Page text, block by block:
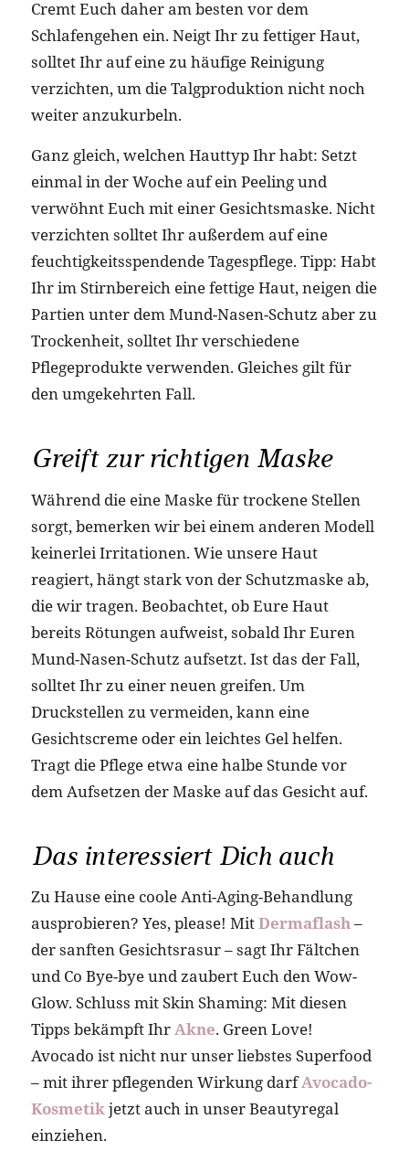
Cremt Euch daher am besten vor dem
Schlafengehen ein. Neigt Ihr zu fettiger Haut,
solltet Ihr auf eine zu häufige Reinigung
verzichten, um die Talgproduktion nicht noch
weiter anzukurbeln.
Ganz gleich, welchen Hauttyp Ihr habt: Setzt
einmal in der Woche auf ein Peeling und
verwöhnt Euch mit einer Gesichtsmaske. Nicht
verzichten solltet Ihr außerdem auf eine
feuchtigkeitsspendende Tagespflege. Tipp: Habt
Ihr im Stirnbereich eine fettige Haut, neigen die
Partien unter dem Mund-Nasen-Schutz aber zu
Trockenheit, solltet Ihr verschiedene
Pflegeprodukte verwenden. Gleiches gilt für
den umgekehrten Fall.
Greift zur richtigen Maske
Während die eine Maske für trockene Stellen
sorgt, bemerken wir bei einem anderen Modell
keinerlei Irritationen. Wie unsere Haut
reagiert, hängt stark von der Schutzmaske ab,
die wir tragen. Beobachtet, ob Eure Haut
bereits Rötungen aufweist, sobald Ihr Euren
Mund-Nasen-Schutz aufsetzt. Ist das der Fall,
solltet Ihr zu einer neuen greifen. Um
Druckstellen zu vermeiden, kann eine
Gesichtscreme oder ein leichtes Gel helfen.
Tragt die Pflege etwa eine halbe Stunde vor
dem Aufsetzen der Maske auf das Gesicht auf.
Das interessiert Dich auch
Zu Hause eine coole Anti-Aging-Behandlung
ausprobieren? Yes, please! MitDermaflash–
der sanften Gesichtsrasur – sagt Ihr Fältchen
und Co Bye-bye und zaubert Euch den Wow-
Glow. Schluss mit Skin Shaming: Mit diesen
Tipps bekämpft IhrAkne. Green Love!
Avocado ist nicht nur unser liebstes Superfood
– mit ihrer pflegenden Wirkung darfAvocado-
Kosmetikjetzt auch in unser Beautyregal
einziehen.